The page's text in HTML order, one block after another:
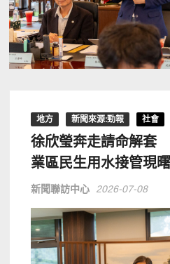
地方 新聞來源:勁報 社會
徐欣瑩奔走請命解套
業區民生用水接管現
新聞聯訪中心 2026-07-08